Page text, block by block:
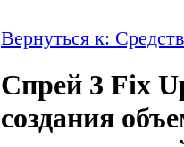
Вернуться к:
Спрей 3 Fix
создания